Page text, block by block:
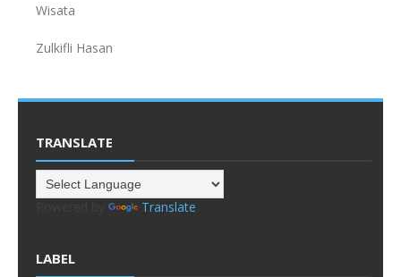
Wisata
Zulkifli Hasan
TRANSLATE
Translate
LABEL